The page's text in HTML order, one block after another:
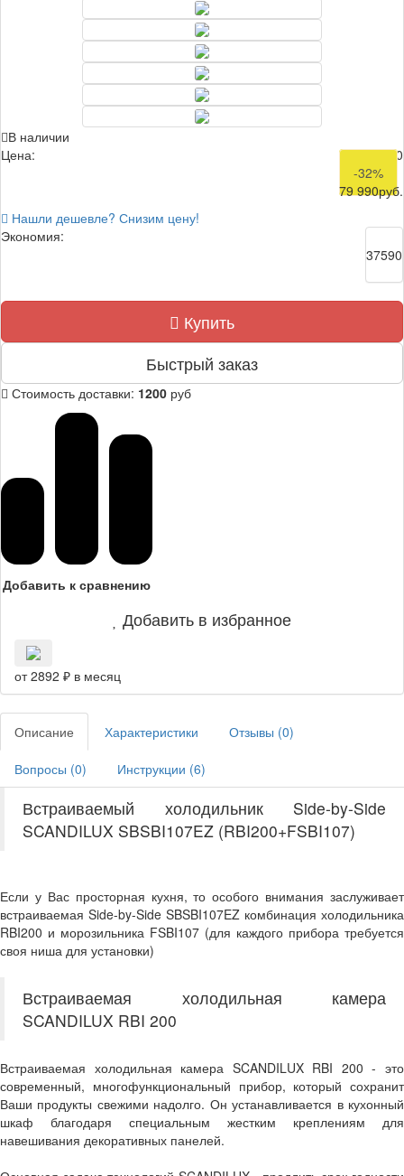
В наличии
Цена:
117 580
-32%
79 990руб.
Нашли дешевле? Снизим цену!
Экономия:
37590
Купить
Быстрый заказ
Стоимость доставки: 1200 руб
Добавить к сравнению
Добавить в избранное
от 2892 ₽ в месяц
Описание Характеристики Отзывы (0)
Вопросы (0) Инструкции (6)
Встраиваемый холодильник Side-by-Side
SCANDILUX SBSBI107EZ (RBI200+FSBI107)
Если у Вас просторная кухня, то особого внимания заслуживает
встраиваемая Side-by-Side SBSBI107EZ комбинация холодильника
RBI200 и морозильника FSBI107 (для каждого прибора требуется
своя ниша для установки)
Встраиваемая холодильная камера
SCANDILUX RBI 200
Встраиваемая холодильная камера SCANDILUX RBI 200 - это
современный, многофункциональный прибор, который сохранит
Ваши продукты свежими надолго. Он устанавливается в кухонный
шкаф благодаря специальным жестким креплениям для
навешивания декоративных панелей.